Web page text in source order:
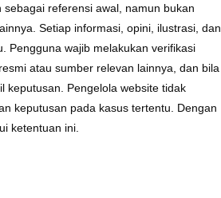
referensi awal, namun bukan
Setiap informasi, opini, ilustrasi, dan
Pengguna wajib melakukan verifikasi
atau sumber relevan lainnya, dan bila
keputusan. Pengelola website tidak
keputusan pada kasus tertentu. Dengan
ketentuan ini.